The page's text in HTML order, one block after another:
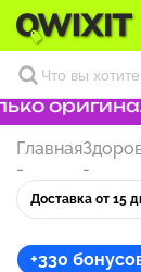
Главная
-
-
Доставка от 15
+330